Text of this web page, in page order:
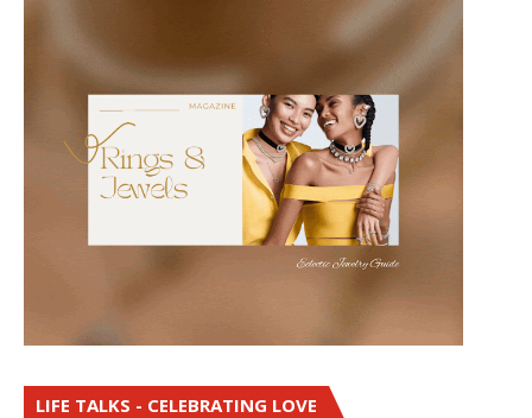
LIFE TALKS - CELEBRATING LOVE